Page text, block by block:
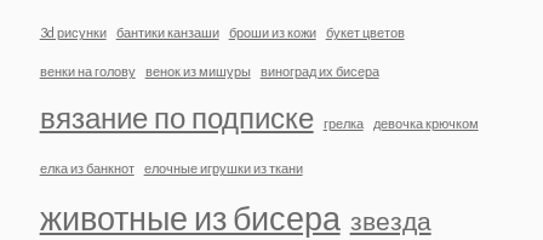
3d рисунки бантики канзаши броши из кожи букет цветов
венки на голову венок из мишуры виноград их бисера
вязание по подписке грелка девочка крючком
елка из банкнот елочные игрушки из ткани
животные из бисера звезда